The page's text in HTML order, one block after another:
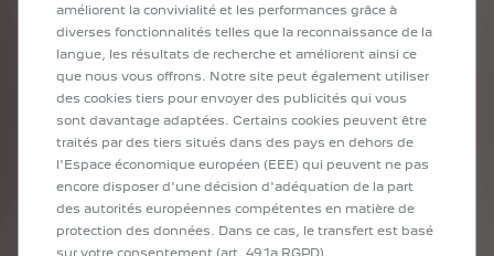
améliorent la convivialité et les performances grâce à
diverses fonctionnalités telles que la reconnaissance de la
langue, les résultats de recherche et améliorent ainsi ce
que nous vous offrons. Notre site peut également utiliser
des cookies tiers pour envoyer des publicités qui vous
sont davantage adaptées. Certains cookies peuvent être
traités par des tiers situés dans des pays en dehors de
l'Espace économique européen (EEE) qui peuvent ne pas
encore disposer d'une décision d'adéquation de la part
des autorités européennes compétentes en matière de
protection des données. Dans ce cas, le transfert est basé
sur votre consentement (art. 49.1a RGPD).